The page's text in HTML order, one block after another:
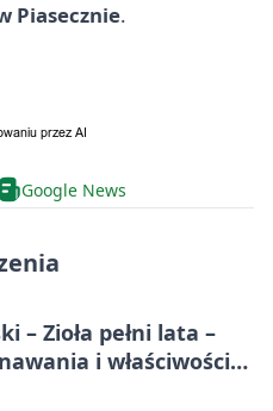
Piasecznie.
Google News
– Zioła pełni lata –
i właściwości